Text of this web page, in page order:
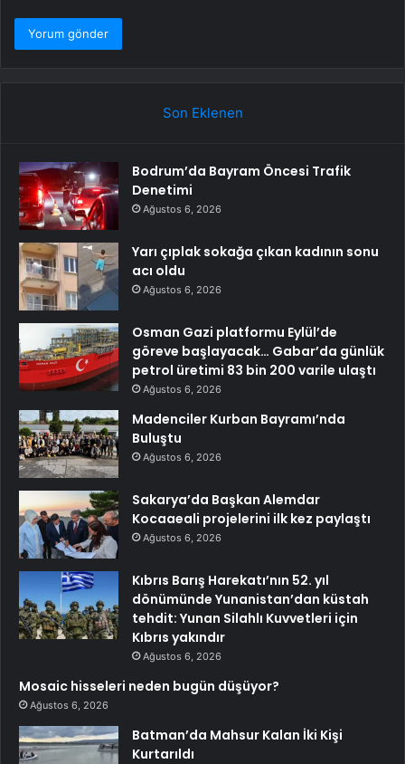
Son Eklenen
Bodrum’da Bayram Öncesi Trafik
Denetimi
Ağustos 6, 2026
Yarı çıplak sokağa çıkan kadının sonu
acı oldu
Ağustos 6, 2026
Osman Gazi platformu Eylül’de
göreve başlayacak… Gabar’da günlük
petrol üretimi 83 bin 200 varile ulaştı
Ağustos 6, 2026
Madenciler Kurban Bayramı’nda
Buluştu
Ağustos 6, 2026
Sakarya’da Başkan Alemdar
Kocaaeali projelerini ilk kez paylaştı
Ağustos 6, 2026
Kıbrıs Barış Harekatı’nın 52. yıl
dönümünde Yunanistan’dan küstah
tehdit: Yunan Silahlı Kuvvetleri için
Kıbrıs yakındır
Ağustos 6, 2026
Mosaic hisseleri neden bugün düşüyor?
Ağustos 6, 2026
Batman’da Mahsur Kalan İki Kişi
Kurtarıldı